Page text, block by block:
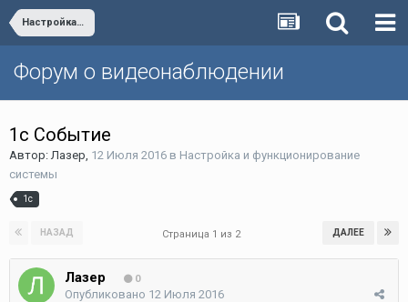
Настройка и функционирование системы
Форум о видеонаблюдении
1с Событие
Автор:Лазер, 12 Июля 2016 в Настройка и функционирование
системы
1с
НАЗАД ДАЛЕЕ
Страница 1 из 2
Лазер 0
Опубликовано 12 Июля 2016